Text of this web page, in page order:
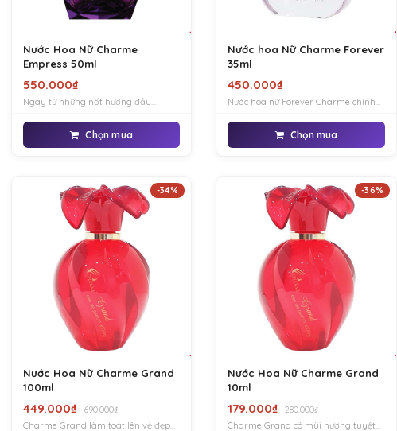
Nước Hoa Nữ Charme
Empress 50ml
550.000₫
Ngay từ những nốt hương đầu
nàng bởi nốt hương cam chanh sảng
Chọn mua
Nước hoa Nữ Charme Forever
35ml
450.000₫
Nước hoa nữ Forever Charme chính
tươi tắn và thanh lịch. Là dòng nước
hoa được nhiều bạn nữ yêu thích bởi
sự ngọt ngào và quyến rũ.
Chọn mua
-34%
Nước Hoa Nữ Charme Grand
100ml
449.000₫
690.000₫
Charme Grand làm toát lên vẻ đẹp
-36%
Nước Hoa Nữ Charme Grand
10ml
179.000₫
280.000₫
Charme Grand có mùi hương tuyệt